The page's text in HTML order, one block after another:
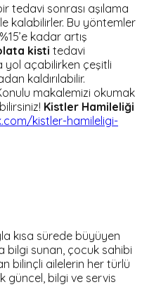
tedavi sonrası aşılama
kalabilirler. Bu yöntemler
kadar artış
kisti tedavi
yol açabilirken çeşitli
kaldırılabilir.
makalemizi okumak
Kistler Hamileliği
kistler-hamileligi-
kısa sürede büyüyen
bilgi sunan, çocuk sahibi
bilinçli ailelerin her türlü
güncel, bilgi ve servis